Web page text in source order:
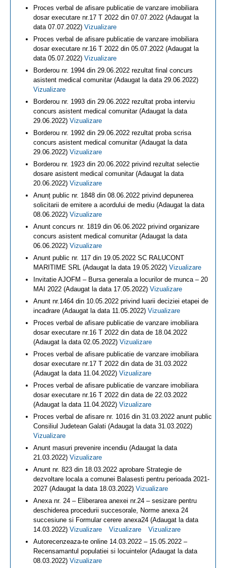
Proces verbal de afisare publicatie de vanzare imobiliara
dosar executare nr.17 T 2022 din 07.07.2022 (Adaugat la
data 07.07.2022) Vizualizare
Proces verbal de afisare publicatie de vanzare imobiliara
dosar executare nr.16 T 2022 din 05.07.2022 (Adaugat la
data 05.07.2022) Vizualizare
Borderou nr. 1994 din 29.06.2022 rezultat final concurs
asistent medical comunitar (Adaugat la data 29.06.2022)
Vizualizare
Borderou nr. 1993 din 29.06.2022 rezultat proba interviu
concurs asistent medical comunitar (Adaugat la data
29.06.2022) Vizualizare
Borderou nr. 1992 din 29.06.2022 rezultat proba scrisa
concurs asistent medical comunitar (Adaugat la data
29.06.2022) Vizualizare
Borderou nr. 1923 din 20.06.2022 privind rezultat selectie
dosare asistent medical comunitar (Adaugat la data
20.06.2022) Vizualizare
Anunț public nr. 1848 din 08.06.2022 privind depunerea
solicitarii de emitere a acordului de mediu (Adaugat la data
08.06.2022) Vizualizare
Anunt concurs nr. 1819 din 06.06.2022 privind organizare
concurs asistent medical comunitar (Adaugat la data
06.06.2022) Vizualizare
Anunt public nr. 117 din 19.05.2022 SC RALUCONT
MARITIME SRL (Adaugat la data 19.05.2022) Vizualizare
Invitatie AJOFM – Bursa generala a locurilor de munca – 20
MAI 2022 (Adaugat la data 17.05.2022) Vizualizare
Anunt nr.1464 din 10.05.2022 privind luarii deciziei etapei de
incadrare (Adaugat la data 11.05.2022) Vizualizare
Proces verbal de afisare publicatie de vanzare imobiliara
dosar executare nr.16 T 2022 din data de 18.04.2022
(Adaugat la data 02.05.2022) Vizualizare
Proces verbal de afisare publicatie de vanzare imobiliara
dosar executare nr.17 T 2022 din data de 31.03.2022
(Adaugat la data 11.04.2022) Vizualizare
Proces verbal de afisare publicatie de vanzare imobiliara
dosar executare nr.16 T 2022 din data de 22.03.2022
(Adaugat la data 11.04.2022) Vizualizare
Proces verbal de afisare nr. 1016 din 31.03.2022 anunt public
Consiliul Judetean Galati (Adaugat la data 31.03.2022)
Vizualizare
Anunt masuri prevenire incendiu (Adaugat la data
21.03.2022) Vizualizare
Anunt nr. 823 din 18.03.2022 aprobare Strategie de
dezvoltare locala a comunei Balasesti pentru perioada 2021-
2027 (Adaugat la data 18.03.2022) Vizualizare
Anexa nr. 24 – Eliberarea anexei nr.24 – sesizare pentru
deschiderea procedurii succesorale, Norme anexa 24
succesiune si Formular cerere anexa24 (Adaugat la data
14.03.2022) Vizualizare Vizualizare
Vizualizare
Autorecenzeaza-te online 14.03.2022 – 15.05.2022 –
Recensamantul populatiei si locuintelor (Adaugat la data
08.03.2022) Vizualizare